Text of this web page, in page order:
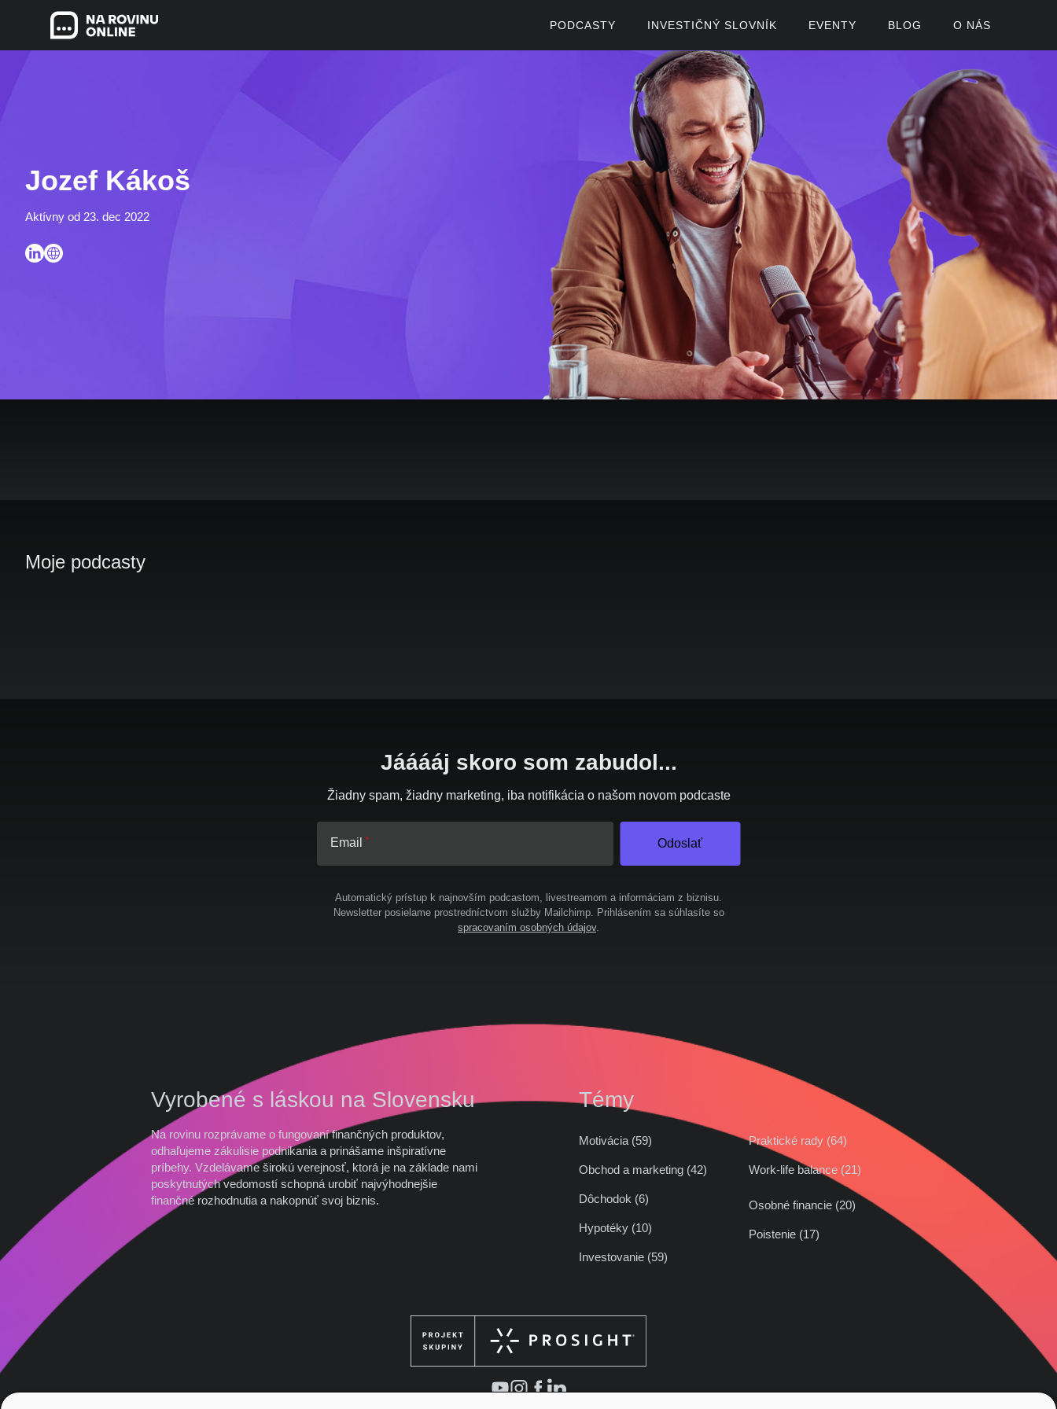
PODCASTY INVESTIČNÝ SLOVNÍK EVENTY BLOG O NÁS
Jozef Kákoš
Aktívny od 23. dec 2022
Moje podcasty
Jááááj skoro som zabudol...
Žiadny spam, žiadny marketing, iba notifikácia o našom novom podcaste
Email Odoslať
Automatický prístup k najnovším podcastom, livestreamom a informáciam z biznisu.
Newsletter posielame prostredníctvom služby Mailchimp. Prihlásením sa súhlasíte so
spracovaním osobných údajov.
Vyrobené s láskou na Slovensku
Na rovinu rozprávame o fungovaní finančných produktov,
odhaľujeme zákulisie podnikania a prinášame inšpiratívne
príbehy. Vzdelávame širokú verejnosť, ktorá je na základe nami
poskytnutých vedomostí schopná urobiť najvýhodnejšie
finančné rozhodnutia a nakopnúť svoj biznis.
Témy
Motivácia (59)
Obchod a marketing (42)
Praktické rady (64)
Work-life balance (21)
Dôchodok (6)
Hypotéky (10)
Investovanie (59)
Osobné financie (20)
Poistenie (17)